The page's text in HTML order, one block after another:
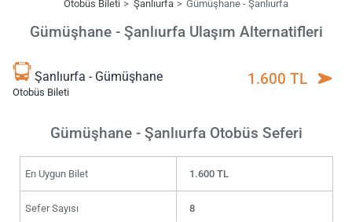
Otobüs Bileti Şanlıurfa Gümüşhane - Şanlıurfa
Gümüşhane - Şanlıurfa Ulaşım Alternatifleri
Şanlıurfa - Gümüşhane
Otobüs Bileti
1.600 TL
Gümüşhane - Şanlıurfa Otobüs Seferi
En Uygun Bilet 1.600 TL
Sefer Sayısı 8